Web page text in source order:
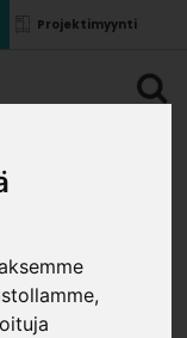
Projektimyynti